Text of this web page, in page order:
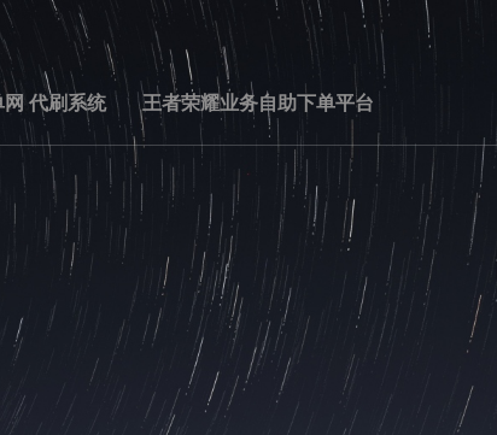
代刷系统 王者荣耀业务自助下单平台